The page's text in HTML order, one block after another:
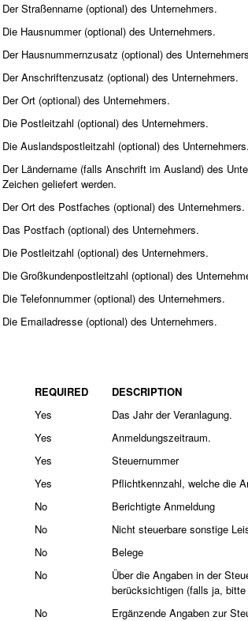
Der Straßenname (optional) des Unternehmers.
Die Hausnummer (optional) des Unternehmers.
Der Hausnummernzusatz (optional) des
Der Anschriftenzusatz (optional) des Unternehmers.
Der Ort (optional) des Unternehmers.
Die Postleitzahl (optional) des Unternehmers.
Die Auslandspostleitzahl (optional) des Unternehmers.
Der Ländername (falls Anschrift im Ausland) des
Zeichen geliefert werden.
Der Ort des Postfaches (optional) des Unternehmers.
Das Postfach (optional) des Unternehmers.
Die Postleitzahl (optional) des Unternehmers.
Die Großkundenpostleitzahl (optional) des
Die Telefonnummer (optional) des Unternehmers.
Die Emailadresse (optional) des Unternehmers.
REQUIRED
DESCRIPTION
Yes
Das Jahr der Veranlagung.
Yes
Anmeldungszeitraum.
Yes
Steuernummer
Yes
Pflichtkennzahl, welche die
No
Berichtigte Anmeldung
No
Nicht steuerbare sonstige
No
Belege
No
Über die Angaben in der
berücksichtigen (falls ja,
No
Ergänzende Angaben zur